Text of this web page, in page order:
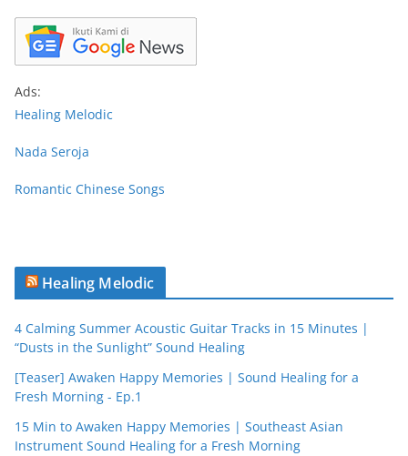
Ads:
Healing Melodic
Nada Seroja
Romantic Chinese Songs
Healing Melodic
4 Calming Summer Acoustic Guitar Tracks in 15 Minutes |
“Dusts in the Sunlight” Sound Healing
[Teaser] Awaken Happy Memories | Sound Healing for a
Fresh Morning - Ep.1
15 Min to Awaken Happy Memories | Southeast Asian
Instrument Sound Healing for a Fresh Morning